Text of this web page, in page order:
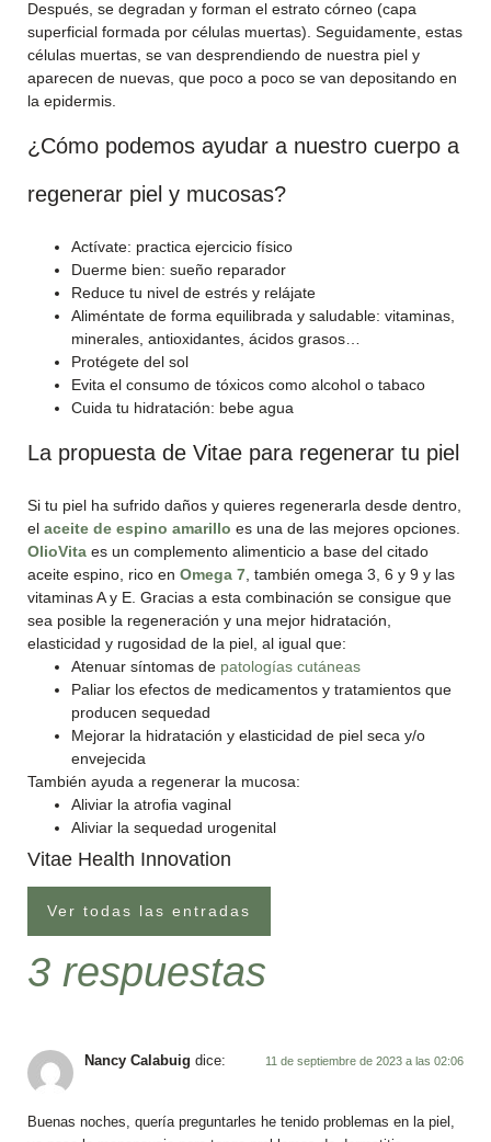
Después, se degradan y forman el estrato córneo (capa
superficial formada por células muertas). Seguidamente, estas
células muertas, se van desprendiendo de nuestra piel y
aparecen de nuevas, que poco a poco se van depositando en
la epidermis.
¿Cómo podemos ayudar a nuestro cuerpo a
regenerar piel y mucosas?
Actívate: practica ejercicio físico
Duerme bien: sueño reparador
Reduce tu nivel de estrés y relájate
Aliméntate de forma equilibrada y saludable: vitaminas,
minerales, antioxidantes, ácidos grasos…
Protégete del sol
Evita el consumo de tóxicos como alcohol o tabaco
Cuida tu hidratación: bebe agua
La propuesta de Vitae para regenerar tu piel
Si tu piel ha sufrido daños y quieres regenerarla desde dentro,
el aceite de espino amarillo es una de las mejores opciones.
OlioVita es un complemento alimenticio a base del citado
aceite espino, rico en Omega 7 , también omega 3, 6 y 9 y las
vitaminas A y E. Gracias a esta combinación se consigue que
sea posible la regeneración y una mejor hidratación,
elasticidad y rugosidad de la piel, al igual que:
Atenuar síntomas de patologías cutáneas
Paliar los efectos de medicamentos y tratamientos que
producen sequedad
Mejorar la hidratación y elasticidad de piel seca y/o
envejecida
También ayuda a regenerar la mucosa:
Aliviar la atrofia vaginal
Aliviar la sequedad urogenital
Vitae Health Innovation
Ver todas las entradas
3 respuestas
Nancy Calabuig dice: 11 de septiembre de 2023 a las 02:06
Buenas noches, quería preguntarles he tenido problemas en la piel,